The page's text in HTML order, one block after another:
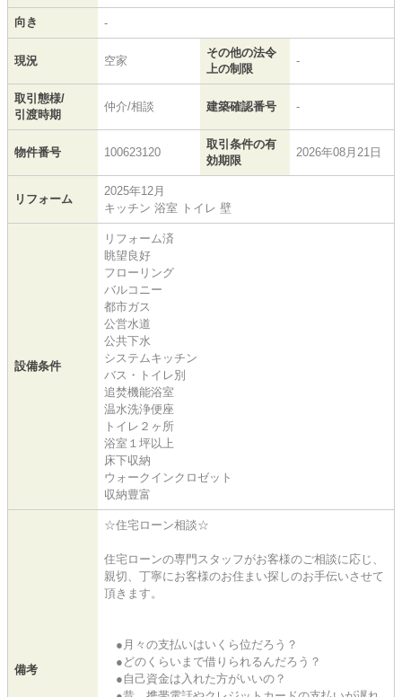
向き -
現況 空家
その他の法令
上の制限
-
取引態様/
引渡時期
仲介/相談 建築確認番号 -
物件番号 100623120
取引条件の有
効期限
2026年08月21日
リフォーム
2025年12月
キッチン 浴室 トイレ 壁
設備条件
リフォーム済
眺望良好
フローリング
バルコニー
都市ガス
公営水道
公共下水
システムキッチン
バス・トイレ別
追焚機能浴室
温水洗浄便座
トイレ２ヶ所
浴室１坪以上
床下収納
ウォークインクロゼット
収納豊富
備考
☆住宅ローン相談☆
住宅ローンの専門スタッフがお客様のご相談に応じ、
親切、丁寧にお客様のお住まい探しのお手伝いさせて
頂きます。
●月々の支払いはいくら位だろう？
●どのくらいまで借りられるんだろう？
●自己資金は入れた方がいいの？